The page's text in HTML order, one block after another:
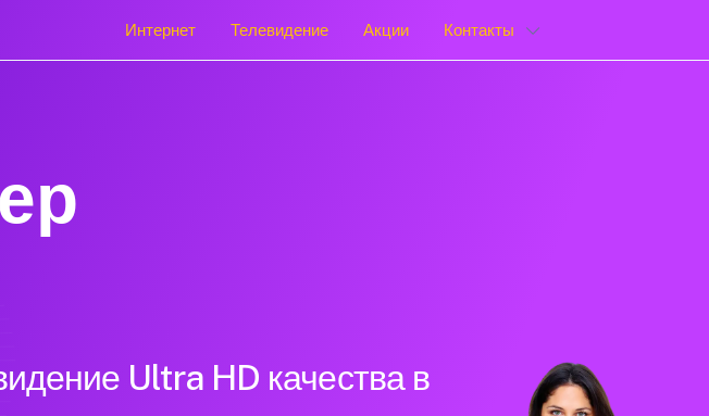
Интернет Телевидение Акции Контакты
Ultra HD качества в